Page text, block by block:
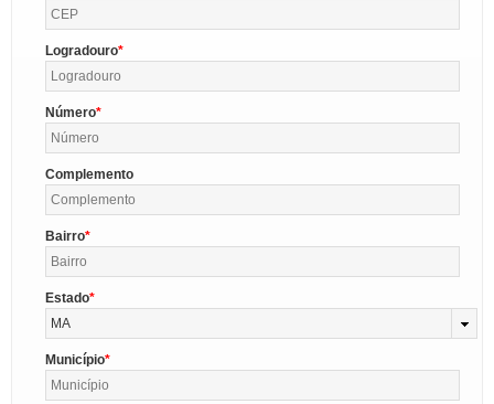
Logradouro
Número
Complemento
Bairro
Estado
MA
Município